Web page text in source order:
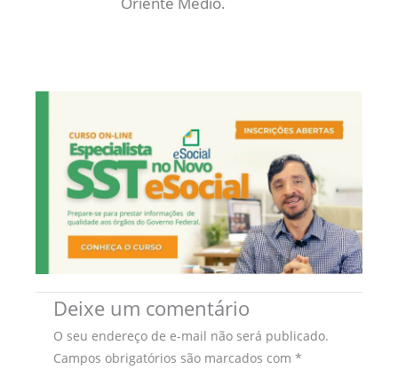
Deixe um comentário
O seu endereço de e-mail não será publicado.
Campos obrigatórios são marcados com *